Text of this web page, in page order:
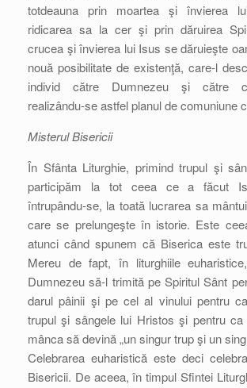
totdeauna prin moartea şi învierea
ridicarea sa la cer şi prin dăruirea
crucea şi învierea lui Isus se dăruieşte
nouă posibilitate de existenţă, care-l
individ către Dumnezeu şi către
realizându-se astfel planul de comuniune
Misterul Bisericii
În Sfânta Liturghie, primind trupul şi
participăm la tot ceea ce a făcut
întrupându-se, la toată lucrarea sa
care se prelungeşte în istorie. Este
atunci când spunem că Biserica este
Mereu de fapt, în liturghiile
Dumnezeu să-l trimită pe Spiritul Sânt
darul pâinii şi pe cel al vinului pentru
trupul şi sângele lui Hristos şi pentru
mânca să devină „un singur trup şi un
Celebrarea euharistică este deci
Bisericii. De aceea, în timpul Sfintei